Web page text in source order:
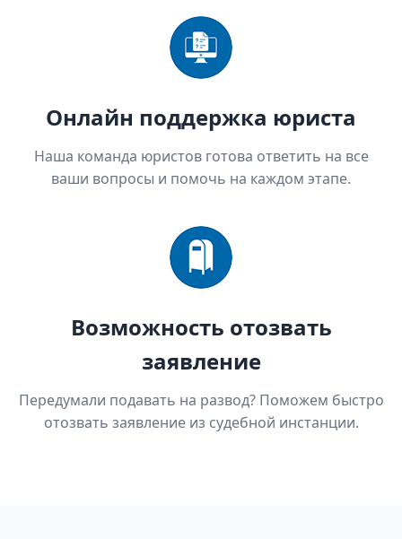
Онлайн поддержка юриста
Наша команда юристов готова ответить на все
ваши вопросы и помочь на каждом этапе.
Возможность отозвать
заявление
Передумали подавать на развод? Поможем быстро
отозвать заявление из судебной инстанции.